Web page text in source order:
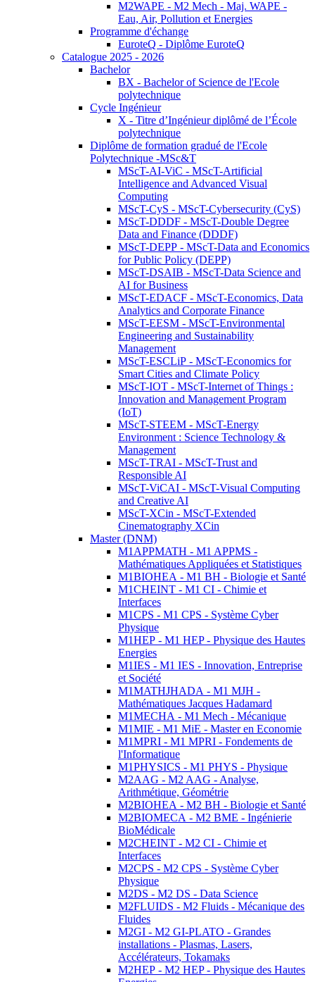
M2WAPE - M2 Mech - Maj. WAPE -
Eau, Air, Pollution et Energies
Programme d'échange
EuroteQ - Diplôme EuroteQ
Catalogue 2025 - 2026
Bachelor
BX - Bachelor of Science de l'Ecole
polytechnique
Cycle Ingénieur
X - Titre d’Ingénieur diplômé de l’École
polytechnique
Diplôme de formation gradué de l'Ecole
Polytechnique -MSc&T
MScT-AI-ViC - MScT-Artificial
Intelligence and Advanced Visual
Computing
MScT-CyS - MScT-Cybersecurity (CyS)
MScT-DDDF - MScT-Double Degree
Data and Finance (DDDF)
MScT-DEPP - MScT-Data and Economics
for Public Policy (DEPP)
MScT-DSAIB - MScT-Data Science and
AI for Business
MScT-EDACF - MScT-Economics, Data
Analytics and Corporate Finance
MScT-EESM - MScT-Environmental
Engineering and Sustainability
Management
MScT-ESCLiP - MScT-Economics for
Smart Cities and Climate Policy
MScT-IOT - MScT-Internet of Things :
Innovation and Management Program
(IoT)
MScT-STEEM - MScT-Energy
Environment : Science Technology &
Management
MScT-TRAI - MScT-Trust and
Responsible AI
MScT-ViCAI - MScT-Visual Computing
and Creative AI
MScT-XCin - MScT-Extended
Cinematography XCin
Master (DNM)
M1APPMATH - M1 APPMS -
Mathématiques Appliquées et Statistiques
M1BIOHEA - M1 BH - Biologie et Santé
M1CHEINT - M1 CI - Chimie et
Interfaces
M1CPS - M1 CPS - Système Cyber
Physique
M1HEP - M1 HEP - Physique des Hautes
Energies
M1IES - M1 IES - Innovation, Entreprise
et Société
M1MATHJHADA - M1 MJH -
Mathématiques Jacques Hadamard
M1MECHA - M1 Mech - Mécanique
M1MIE - M1 MiE - Master en Economie
M1MPRI - M1 MPRI - Fondements de
l'Informatique
M1PHYSICS - M1 PHYS - Physique
M2AAG - M2 AAG - Analyse,
Arithmétique, Géométrie
M2BIOHEA - M2 BH - Biologie et Santé
M2BIOMECA - M2 BME - Ingénierie
BioMédicale
M2CHEINT - M2 CI - Chimie et
Interfaces
M2CPS - M2 CPS - Système Cyber
Physique
M2DS - M2 DS - Data Science
M2FLUIDS - M2 Fluids - Mécanique des
Fluides
M2GI - M2 GI-PLATO - Grandes
installations - Plasmas, Lasers,
Accélérateurs, Tokamaks
M2HEP - M2 HEP - Physique des Hautes